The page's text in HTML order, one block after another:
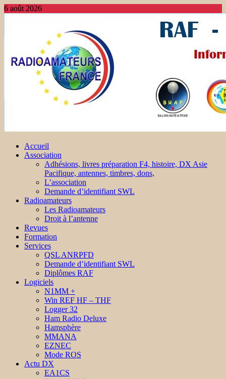
6 août 2026
Accueil
Association
Adhésions, livres préparation F4, histoire, DX Asie
Pacifique, antennes, timbres, dons,
L’association
Demande d’identifiant SWL
Radioamateurs
Les Radioamateurs
Droit à l’antenne
Revues
Formation
Services
QSL ANRPFD
Demande d’identifiant SWL
Diplômes RAF
Logiciels
N1MM +
Win REF HF – THF
Logger 32
Ham Radio Deluxe
Hamsphère
MMANA
EZNEC
Mode ROS
Actu DX
EA1CS